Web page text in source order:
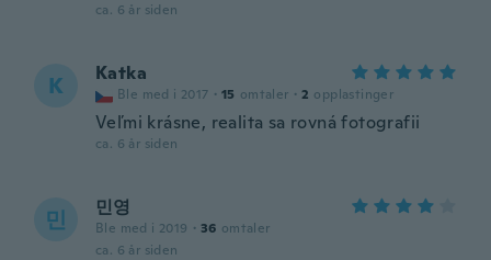
ca. 6 år siden
K Katka
Ble med i 2017 · 15 omtaler · 2 opplastinger
Veľmi krásne, realita sa rovná fotografii
ca. 6 år siden
민 민영
Ble med i 2019 · 36 omtaler
ca. 6 år siden